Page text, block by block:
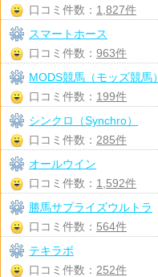
口コミ件数： 1,827件
スマートホース
口コミ件数： 963件
MODS競馬（モッズ競馬）
口コミ件数： 199件
シンクロ（Synchro）
口コミ件数： 285件
オールウイン
口コミ件数： 1,592件
勝馬サプライズウルトラ
口コミ件数： 564件
テキラボ
口コミ件数： 252件